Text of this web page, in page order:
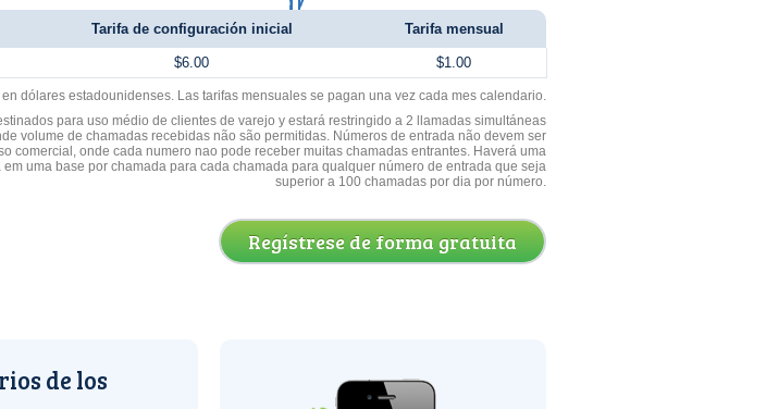
Tarifa de configuración inicial Tarifa mensual
$6.00 $1.00
dólares estadounidenses. Las tarifas mensuales se pagan una vez cada mes calendario.
para uso médio de clientes de varejo y estará restringido a 2 llamadas simultáneas
volume de chamadas recebidas não são permitidas. Números de entrada não devem ser
comercial, onde cada numero nao pode receber muitas chamadas entrantes. Haverá uma
uma base por chamada para cada chamada para qualquer número de entrada que seja
superior a 100 chamadas por dia por número.
Regístrese de forma gratuita
de los